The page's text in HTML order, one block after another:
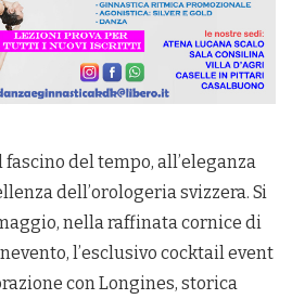
del tempo, all’eleganza
dell’orologeria svizzera. Si
nella raffinata cornice di
l’esclusivo cocktail event
con Longines, storica